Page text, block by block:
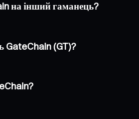
на інший гаманець?
(GT)?